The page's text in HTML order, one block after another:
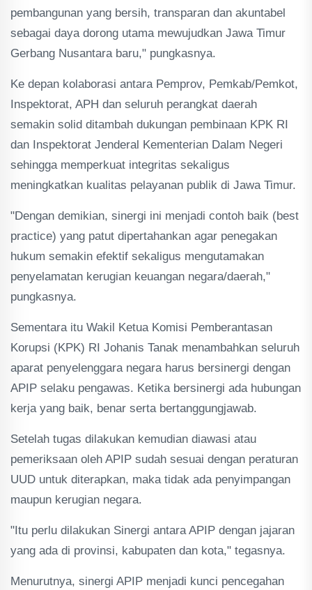
pembangunan yang bersih, transparan dan akuntabel
sebagai daya dorong utama mewujudkan Jawa Timur
Gerbang Nusantara baru," pungkasnya.
Ke depan kolaborasi antara Pemprov, Pemkab/Pemkot,
Inspektorat, APH dan seluruh perangkat daerah
semakin solid ditambah dukungan pembinaan KPK RI
dan Inspektorat Jenderal Kementerian Dalam Negeri
sehingga memperkuat integritas sekaligus
meningkatkan kualitas pelayanan publik di Jawa Timur.
"Dengan demikian, sinergi ini menjadi contoh baik (best
practice) yang patut dipertahankan agar penegakan
hukum semakin efektif sekaligus mengutamakan
penyelamatan kerugian keuangan negara/daerah,"
pungkasnya.
Sementara itu Wakil Ketua Komisi Pemberantasan
Korupsi (KPK) RI Johanis Tanak menambahkan seluruh
aparat penyelenggara negara harus bersinergi dengan
APIP selaku pengawas. Ketika bersinergi ada hubungan
kerja yang baik, benar serta bertanggungjawab.
Setelah tugas dilakukan kemudian diawasi atau
pemeriksaan oleh APIP sudah sesuai dengan peraturan
UUD untuk diterapkan, maka tidak ada penyimpangan
maupun kerugian negara.
"Itu perlu dilakukan Sinergi antara APIP dengan jajaran
yang ada di provinsi, kabupaten dan kota," tegasnya.
Menurutnya, sinergi APIP menjadi kunci pencegahan